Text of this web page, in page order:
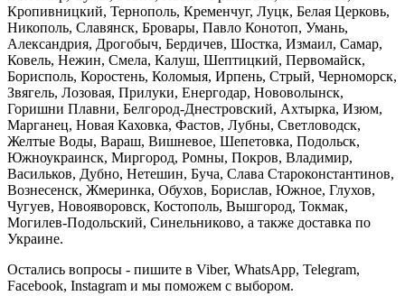
Кропивницкий, Тернополь, Кременчуг, Луцк, Белая Церковь,
Никополь, Славянск, Бровары, Павло Конотоп, Умань,
Александрия, Дрогобыч, Бердичев, Шостка, Измаил, Самар,
Ковель, Нежин, Смела, Калуш, Шептицкий, Первомайск,
Борисполь, Коростень, Коломыя, Ирпень, Стрый, Черноморск,
Звягель, Лозовая, Прилуки, Енергодар, Нововолынск,
Горишни Плавни, Белгород-Днестровский, Ахтырка, Изюм,
Марганец, Новая Каховка, Фастов, Лубны, Светловодск,
Желтые Воды, Вараш, Вишневое, Шепетовка, Подольск,
Южноукраинск, Миргород, Ромны, Покров, Владимир,
Васильков, Дубно, Нетешин, Буча, Слава Староконстантинов,
Вознесенск, Жмеринка, Обухов, Борислав, Южное, Глухов,
Чугуев, Новояворовск, Костополь, Вышгород, Токмак,
Могилев-Подольский, Синельниково, а также доставка по
Украине.
Остались вопросы - пишите в Viber, WhatsApp, Telegram,
Facebook, Instagram и мы поможем с выбором.